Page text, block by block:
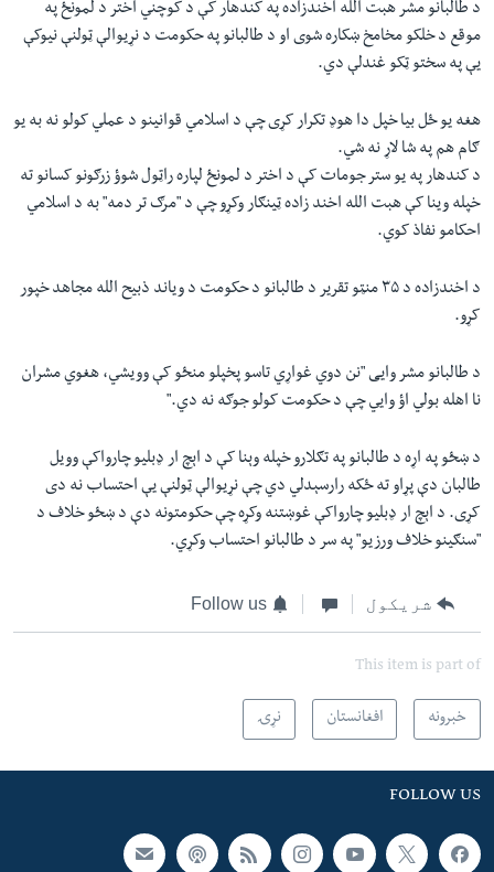
د طالبانو مشر هبت الله اخندزاده په کندهار کې د کوچني اختر د لمونځ په
موقع د خلکو مخامخ ښکاره شوی او د طالبانو په حکومت د نړیوالې ټولنې نیوکې
یې په سختو ټکو غندلې دي.
هغه یو ځل بیا خپل دا هوډ تکرار کړی چې د اسلامي قوانینو د عملي کولو نه به یو
ګام هم په شا لاړ نه شي.
د کندهار په یو ستر جومات کې د اختر د لمونځ لپاره راټول شوؤ زرګونو کسانو ته
خپله وینا کې هبت الله اخند زاده ټینګار وکړو چې د "مرګ تر دمه" به د اسلامي
احکامو نفاذ کوي.
د اخندزاده د ۳۵ منټو تقریر د طالبانو د حکومت د ویاند ذبیح الله مجاهد خپور
کړو.
د طالبانو مشر وايی "نن دوي غواړي تاسو پخپلو منځو کې وویشي، هغوي مشران
نا اهله بولي اؤ وایي چې د حکومت کولو جوګه نه دي."
د ښځو په اړه د طالبانو په تګلارو خپله وېنا کې د اېچ ار ډبلیو چارواکې وویل
طالبان دې پړاو ته ځکه رارسېدلي دي چې نړیوالې ټولنې يې احتساب نه دی
کړی. د اېچ ار ډبلیو چارواکې غوښتنه وکړه چې حکومتونه دې د ښځو خلاف د
"سنګینو خلاف ورزیو" په سر د طالبانو احتساب وکړي.
شریکول Follow us
This item is part of
خبرونه افغانستان نړۍ
FOLLOW US